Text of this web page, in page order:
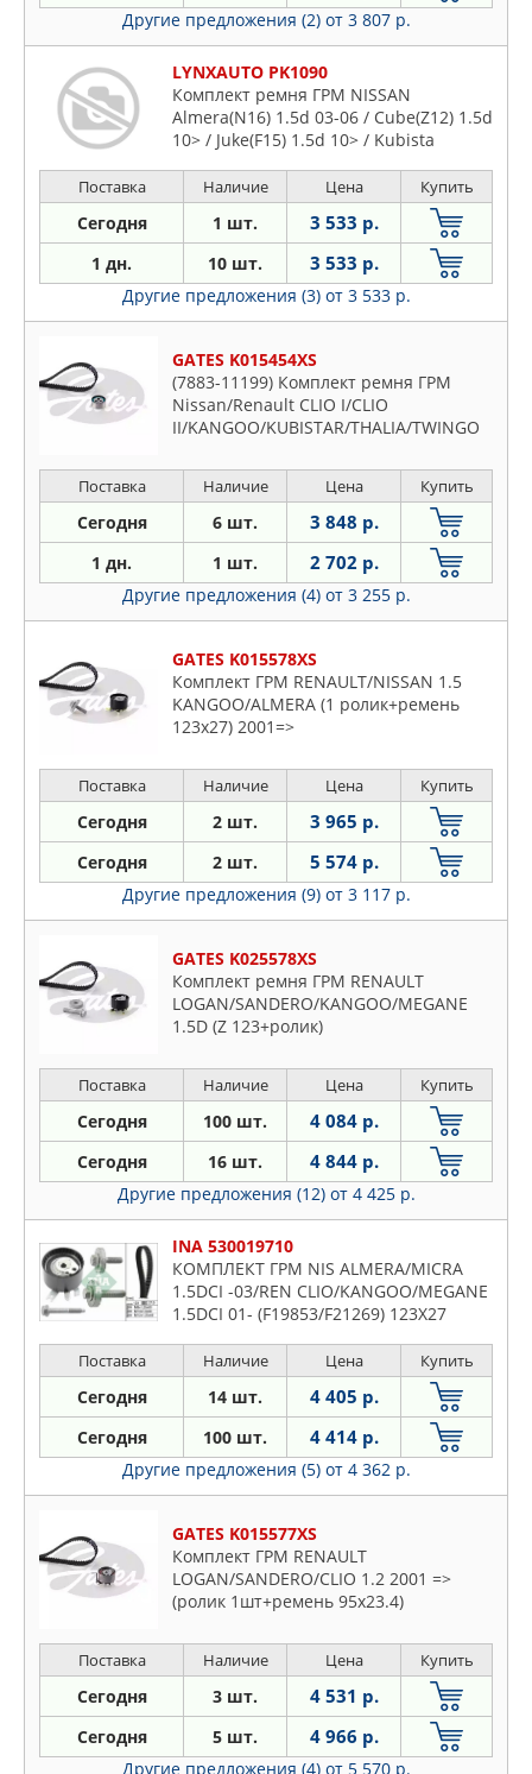
Другие предложения (2) от 3 807 р.
LYNXAUTO PK1090
Комплект ремня ГРМ NISSAN
Almera(N16) 1.5d 03-06 / Cube(Z12) 1.5d
10> / Juke(F15) 1.5d 10> / Kubista
Поставка Наличие Цена Купить
Сегодня 1 шт. 3 533 р.
1 дн. 10 шт. 3 533 р.
Другие предложения (3) от 3 533 р.
GATES K015454XS
(7883-11199) Комплект ремня ГРМ
Nissan/Renault CLIO I/CLIO
II/KANGOO/KUBISTAR/THALIA/TWINGO
Поставка Наличие Цена Купить
Сегодня 6 шт. 3 848 р.
1 дн. 1 шт. 2 702 р.
Другие предложения (4) от 3 255 р.
GATES K015578XS
Комплект ГРМ RENAULT/NISSAN 1.5
KANGOO/ALMERA (1 ролик+ремень
123x27) 2001=>
Поставка Наличие Цена Купить
Сегодня 2 шт. 3 965 р.
Сегодня 2 шт. 5 574 р.
Другие предложения (9) от 3 117 р.
GATES K025578XS
Комплект ремня ГРМ RENAULT
LOGAN/SANDERO/KANGOO/MEGANE
1.5D (Z 123+ролик)
Поставка Наличие Цена Купить
Сегодня 100 шт. 4 084 р.
Сегодня 16 шт. 4 844 р.
Другие предложения (12) от 4 425 р.
INA 530019710
КОМПЛЕКТ ГРМ NIS ALMERA/MICRA
1.5DCI -03/REN CLIO/KANGOO/MEGANE
1.5DCI 01- (F19853/F21269) 123X27
Поставка Наличие Цена Купить
Сегодня 14 шт. 4 405 р.
Сегодня 100 шт. 4 414 р.
Другие предложения (5) от 4 362 р.
GATES K015577XS
Комплект ГРМ RENAULT
LOGAN/SANDERO/CLIO 1.2 2001 =>
(ролик 1шт+ремень 95x23.4)
Поставка Наличие Цена Купить
Сегодня 3 шт. 4 531 р.
Сегодня 5 шт. 4 966 р.
Другие предложения (4) от 5 570 р.